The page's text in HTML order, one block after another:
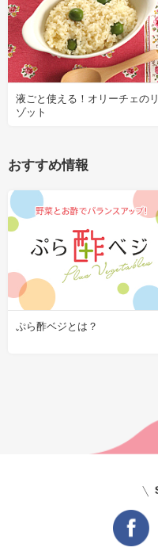
液ごと使える！オリーチェのリ
ゾット
おすすめ情報
ぷら酢ベジとは？